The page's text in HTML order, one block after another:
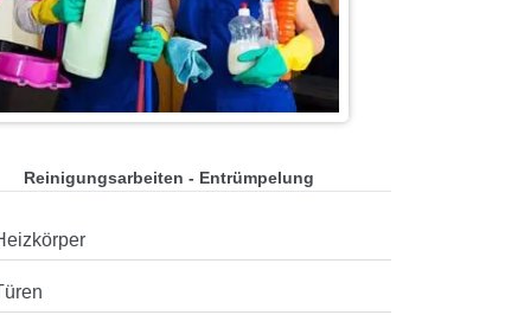
Reinigungsarbeiten - Entrümpelung